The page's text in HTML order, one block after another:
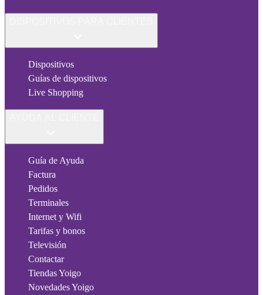
Dispositivos
Guías de dispositivos
Live Shopping
Guía de Ayuda
Factura
Pedidos
Terminales
Internet y Wifi
Tarifas y bonos
Televisión
Contactar
Tiendas Yoigo
Novedades Yoigo